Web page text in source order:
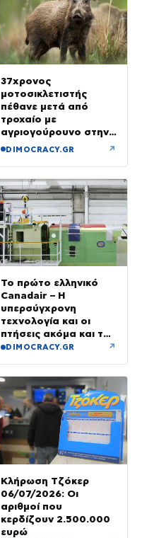
37χρονος
μοτοσικλετιστής
πέθανε μετά από
τροχαίο με
αγριογούρουνο στην
Εύβοια
DIMOCRACY.GR ↗
Το πρώτο ελληνικό
Canadair – Η
υπερσύγχρονη
τεχνολογία και οι
πτήσεις ακόμα και τη
νύχτα – βίντεο
DIMOCRACY.GR ↗
Κλήρωση Τζόκερ
06/07/2026: Οι
αριθμοί που
κερδίζουν 2.500.000
ευρώ